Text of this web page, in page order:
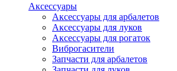
Аксессуары
Аксессуары для арбалетов
Аксессуары для луков
Аксессуары для рогаток
Виброгасители
Запчасти для арбалетов